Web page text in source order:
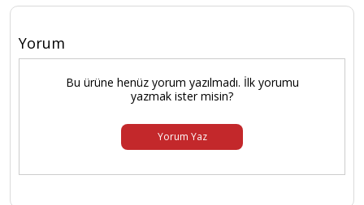
Yorum
Bu ürüne henüz yorum yazılmadı. İlk yorumu
yazmak ister misin?
Yorum Yaz